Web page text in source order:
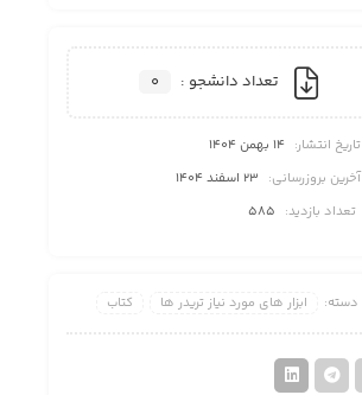
تعداد دانشجو : 0
تاریخ انتشار: 14 بهمن 1404
آخرین بروزرسانی: 23 اسفند 1404
تعداد بازدید: 585
دسته: ابزار های مورد نیاز تریدر ها کتاب